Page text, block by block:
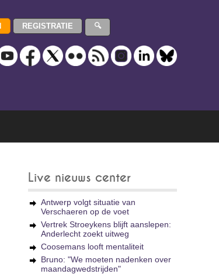
Live nieuws center
Antwerp volgt situatie van
Verschaeren op de voet
Vertrek Stroeykens blijft aanslepen:
Anderlecht zoekt uitweg
Coosemans looft mentaliteit
Bruno: "We moeten nadenken over
maandagwedstrijden"